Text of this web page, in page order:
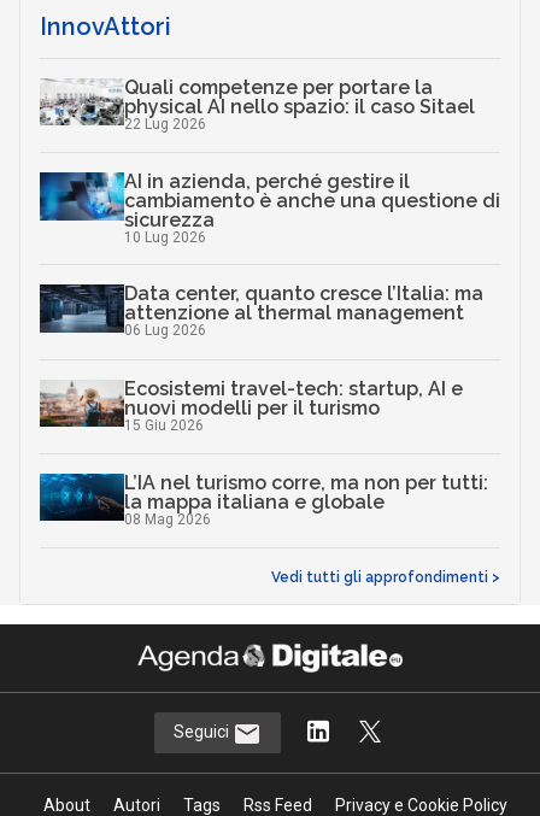
InnovAttori
Quali competenze per portare la
physical AI nello spazio: il caso Sitael
22 Lug 2026
AI in azienda, perché gestire il
cambiamento è anche una questione di
sicurezza
10 Lug 2026
Data center, quanto cresce l’Italia: ma
attenzione al thermal management
06 Lug 2026
Ecosistemi travel-tech: startup, AI e
nuovi modelli per il turismo
15 Giu 2026
L’IA nel turismo corre, ma non per tutti:
la mappa italiana e globale
08 Mag 2026
Vedi tutti gli approfondimenti >
Seguici
About Autori Tags Rss Feed
Privacy e Cookie Policy